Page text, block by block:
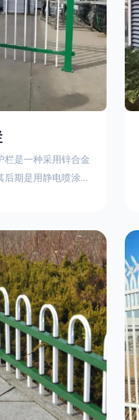
栏是一种采用锌合金
期是用静电喷涂处
是一家专
横杆锌钢护栏特点如
重大气；2坚固耐
多样化满足各种不
栏的使用方法